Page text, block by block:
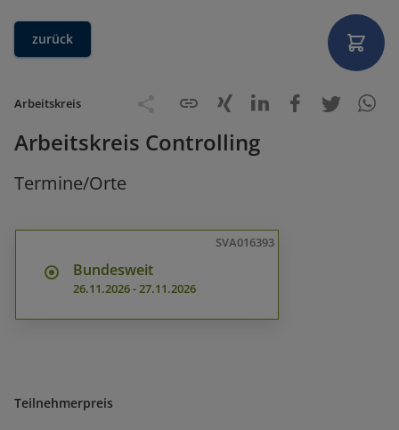
zurück
Arbeitskreis
Arbeitskreis Controlling
Termine/Orte
SVA016393
Bundesweit
26.11.2026-27.11.2026
Teilnehmerpreis